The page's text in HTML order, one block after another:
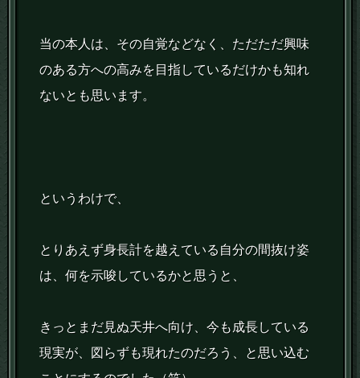
当の本人は、その自覚などなく、ただただ興味
のある方への高みを目指しているだけかも知れ
ないとも思います。
というわけで、
とりあえず身長計を越えている自分の間抜け姿
は、何を示唆しているかと思うと、
きっとまだ見ぬ天井へ向け、今も成長している
現実が、図らずも現れたのだろう、と思い込む